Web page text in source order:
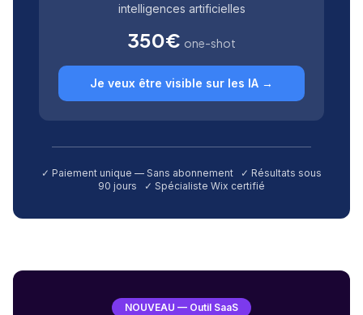
intelligences artificielles
350€ one-shot
Je veux être visible sur les IA →
✓ Paiement unique — Sans abonnement ✓ Résultats sous
90 jours ✓ Spécialiste Wix certifié
NOUVEAU — Outil SaaS